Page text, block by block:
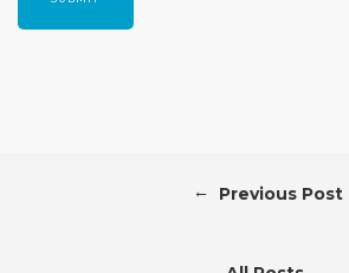
← Previous Post